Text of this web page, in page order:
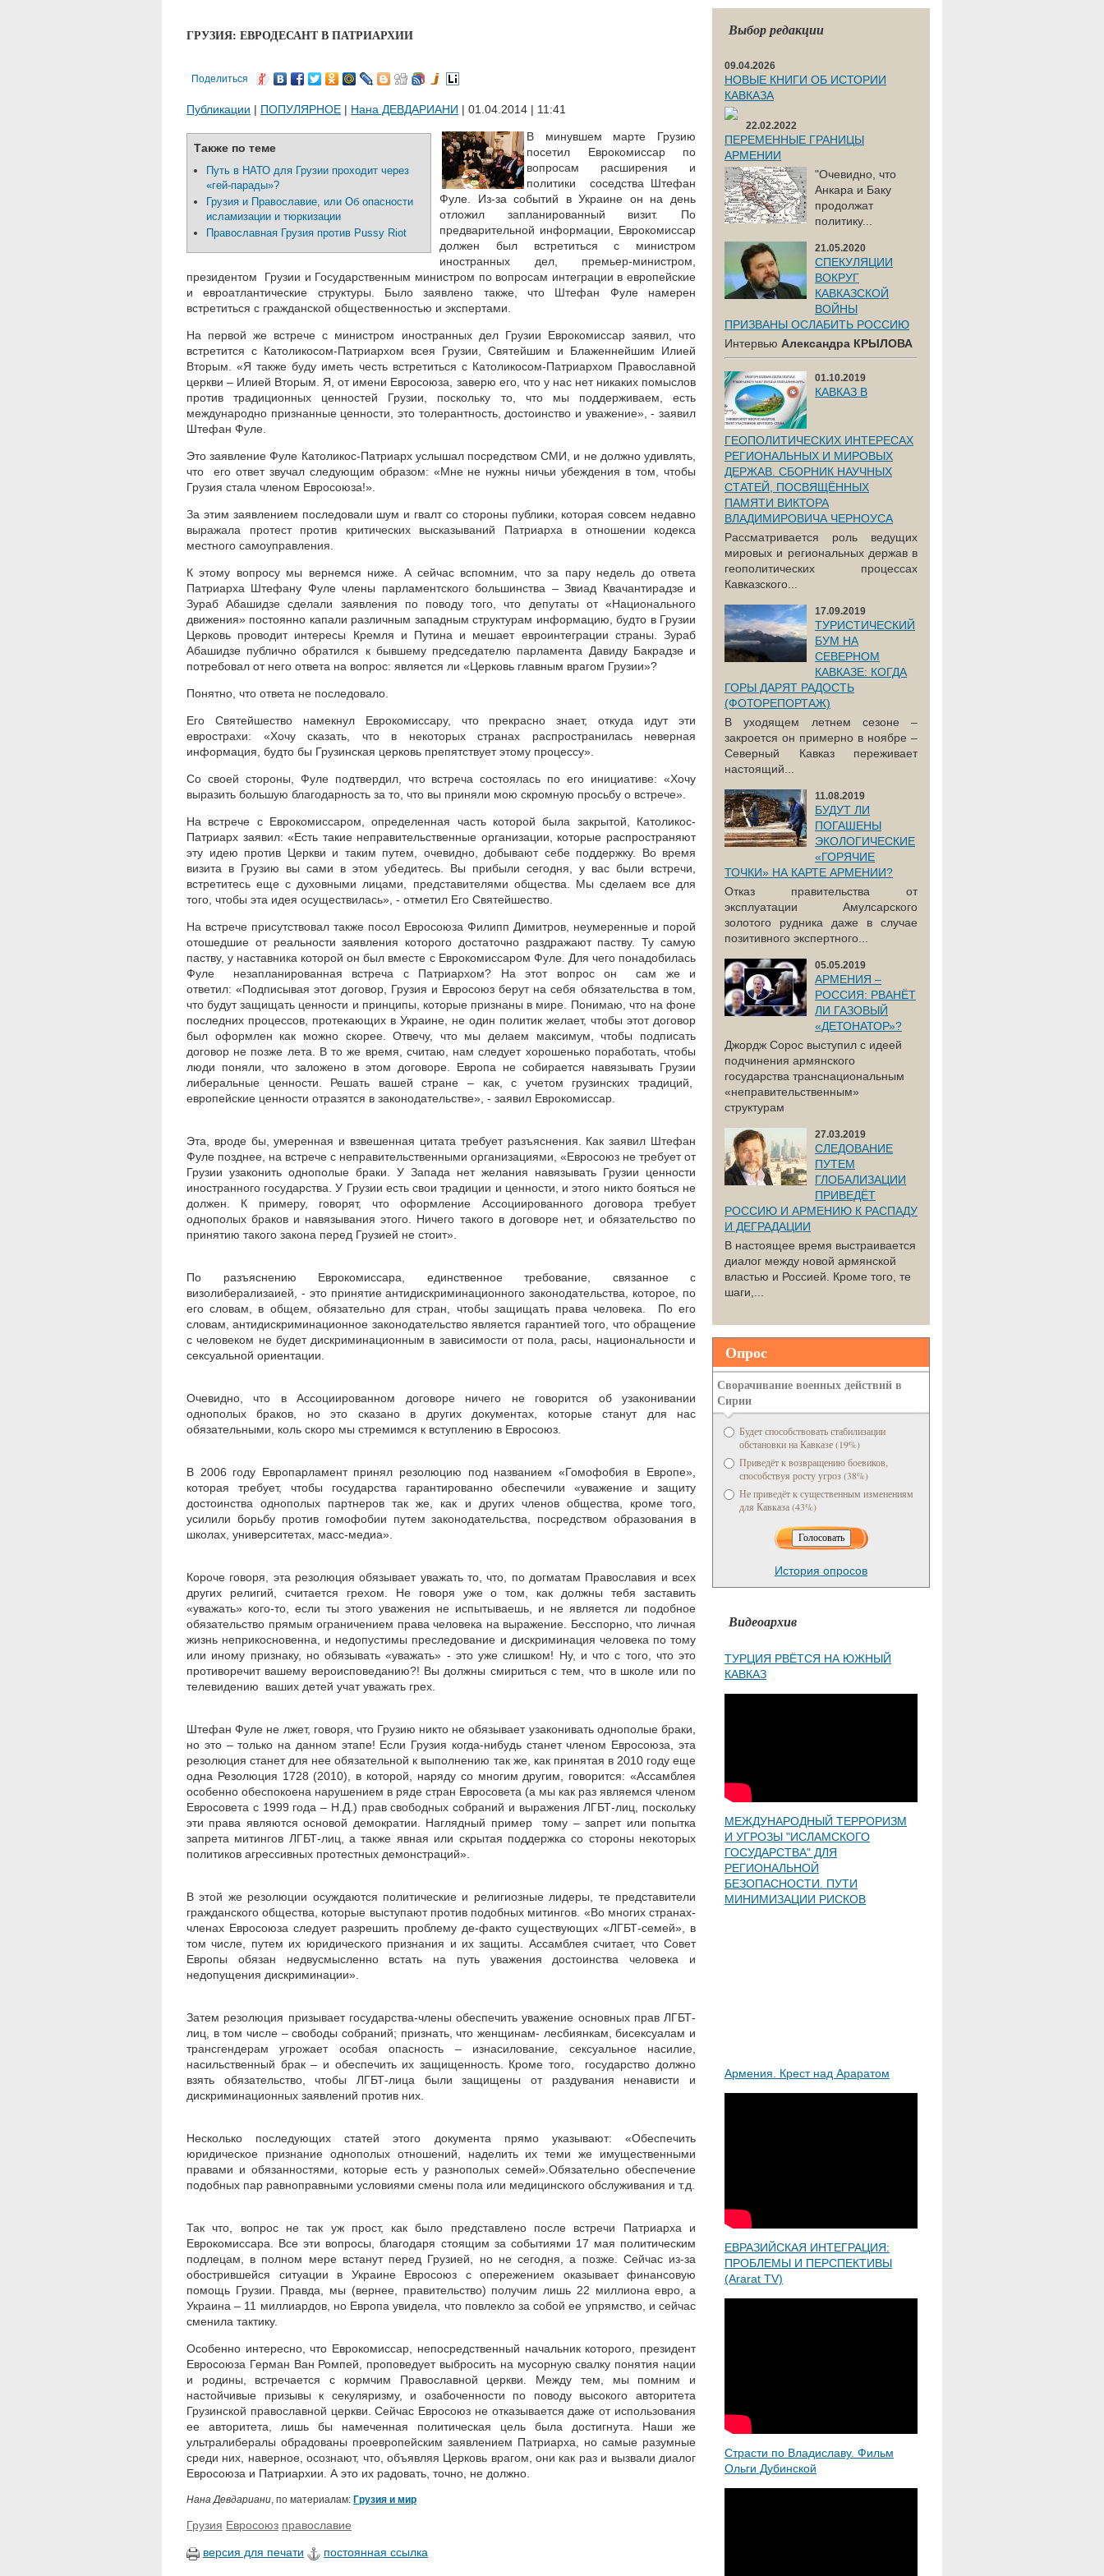
ГРУЗИЯ: ЕВРОДЕСАНТ В ПАТРИАРХИИ
Поделиться
Публикации | ПОПУЛЯРНОЕ | Нана ДЕВДАРИАНИ | 01.04.2014 | 11:41
Также по теме
Путь в НАТО для Грузии проходит через
«гей-парады»?
Грузия и Православие, или Об опасности
исламизации и тюркизации
Православная Грузия против Pussy Riot
В минувшем марте Грузию
посетил Еврокомиссар по
вопросам расширения и
политики соседства Штефан
Фуле. Из-за событий в Украине он на день
отложил запланированный визит. По
предварительной информации, Еврокомиссар
должен был встретиться с министром
иностранных дел, премьер-министром,
президентом Грузии и Государственным министром по вопросам интеграции в европейские
и евроатлантические структуры. Было заявлено также, что Штефан Фуле намерен
встретиться с гражданской общественностью и экспертами.
На первой же встрече с министром иностранных дел Грузии Еврокомиссар заявил, что
встретится с Католикосом-Патриархом всея Грузии, Святейшим и Блаженнейшим Илией
Вторым. «Я также буду иметь честь встретиться с Католикосом-Патриархом Православной
церкви – Илией Вторым. Я, от имени Евросоюза, заверю его, что у нас нет никаких помыслов
против традиционных ценностей Грузии, поскольку то, что мы поддерживаем, есть
международно признанные ценности, это толерантность, достоинство и уважение», - заявил
Штефан Фуле.
Это заявление Фуле Католикос-Патриарх услышал посредством СМИ, и не должно удивлять,
что его ответ звучал следующим образом: «Мне не нужны ничьи убеждения в том, чтобы
Грузия стала членом Евросоюза!».
За этим заявлением последовали шум и гвалт со стороны публики, которая совсем недавно
выражала протест против критических высказываний Патриарха в отношении кодекса
местного самоуправления.
К этому вопросу мы вернемся ниже. А сейчас вспомним, что за пару недель до ответа
Патриарха Штефану Фуле члены парламентского большинства – Звиад Квачантирадзе и
Зураб Абашидзе сделали заявления по поводу того, что депутаты от «Национального
движения» постоянно капали различным западным структурам информацию, будто в Грузии
Церковь проводит интересы Кремля и Путина и мешает евроинтеграции страны. Зураб
Абашидзе публично обратился к бывшему председателю парламента Давиду Бакрадзе и
потребовал от него ответа на вопрос: является ли «Церковь главным врагом Грузии»?
Понятно, что ответа не последовало.
Его Святейшество намекнул Еврокомиссару, что прекрасно знает, откуда идут эти
еврострахи: «Хочу сказать, что в некоторых странах распространилась неверная
информация, будто бы Грузинская церковь препятствует этому процессу».
Со своей стороны, Фуле подтвердил, что встреча состоялась по его инициативе: «Хочу
выразить большую благодарность за то, что вы приняли мою скромную просьбу о встрече».
На встрече с Еврокомиссаром, определенная часть которой была закрытой, Католикос-
Патриарх заявил: «Есть такие неправительственные организации, которые распространяют
эту идею против Церкви и таким путем, очевидно, добывают себе поддержку. Во время
визита в Грузию вы сами в этом убедитесь. Вы прибыли сегодня, у вас были встречи,
встретитесь еще с духовными лицами, представителями общества. Мы сделаем все для
того, чтобы эта идея осуществилась», - отметил Его Святейшество.
На встрече присутствовал также посол Евросоюза Филипп Димитров, неумеренные и порой
отошедшие от реальности заявления которого достаточно раздражают паству. Ту самую
паству, у наставника которой он был вместе с Еврокомиссаром Фуле. Для чего понадобилась
Фуле незапланированная встреча с Патриархом? На этот вопрос он сам же и
ответил: «Подписывая этот договор, Грузия и Евросоюз берут на себя обязательства в том,
что будут защищать ценности и принципы, которые признаны в мире. Понимаю, что на фоне
последних процессов, протекающих в Украине, не один политик желает, чтобы этот договор
был оформлен как можно скорее. Отвечу, что мы делаем максимум, чтобы подписать
договор не позже лета. В то же время, считаю, нам следует хорошенько поработать, чтобы
люди поняли, что заложено в этом договоре. Европа не собирается навязывать Грузии
либеральные ценности. Решать вашей стране – как, с учетом грузинских традиций,
европейские ценности отразятся в законодательстве», - заявил Еврокомиссар.
Эта, вроде бы, умеренная и взвешенная цитата требует разъяснения. Как заявил Штефан
Фуле позднее, на встрече с неправительственными организациями, «Евросоюз не требует от
Грузии узаконить однополые браки. У Запада нет желания навязывать Грузии ценности
иностранного государства. У Грузии есть свои традиции и ценности, и этого никто бояться не
должен. К примеру, говорят, что оформление Ассоциированного договора требует
однополых браков и навязывания этого. Ничего такого в договоре нет, и обязательство по
принятию такого закона перед Грузией не стоит».
По разъяснению Еврокомиссара, единственное требование, связанное с
визолиберализаией, - это принятие антидискриминационного законодательства, которое, по
его словам, в общем, обязательно для стран, чтобы защищать права человека. По его
словам, антидискриминационное законодательство является гарантией того, что обращение
с человеком не будет дискриминационным в зависимости от пола, расы, национальности и
сексуальной ориентации.
Очевидно, что в Ассоциированном договоре ничего не говорится об узаконивании
однополых браков, но это сказано в других документах, которые станут для нас
обязательными, коль скоро мы стремимся к вступлению в Евросоюз.
В 2006 году Европарламент принял резолюцию под названием «Гомофобия в Европе»,
которая требует, чтобы государства гарантированно обеспечили «уважение и защиту
достоинства однополых партнеров так же, как и других членов общества, кроме того,
усилили борьбу против гомофобии путем законодательства, посредством образования в
школах, университетах, масс-медиа».
Короче говоря, эта резолюция обязывает уважать то, что, по догматам Православия и всех
других религий, считается грехом. Не говоря уже о том, как должны тебя заставить
«уважать» кого-то, если ты этого уважения не испытываешь, и не является ли подобное
обязательство прямым ограничением права человека на выражение. Бесспорно, что личная
жизнь неприкосновенна, и недопустимы преследование и дискриминация человека по тому
или иному признаку, но обязывать «уважать» - это уже слишком! Ну, и что с того, что это
противоречит вашему вероисповеданию?! Вы должны смириться с тем, что в школе или по
телевидению ваших детей учат уважать грех.
Штефан Фуле не лжет, говоря, что Грузию никто не обязывает узаконивать однополые браки,
но это – только на данном этапе! Если Грузия когда-нибудь станет членом Евросоюза, эта
резолюция станет для нее обязательной к выполнению так же, как принятая в 2010 году еще
одна Резолюция 1728 (2010), в которой, наряду со многим другим, говорится: «Ассамблея
особенно обеспокоена нарушением в ряде стран Евросовета (а мы как раз являемся членом
Евросовета с 1999 года – Н.Д.) прав свободных собраний и выражения ЛГБТ-лиц, поскольку
эти права являются основой демократии. Наглядный пример тому – запрет или попытка
запрета митингов ЛГБТ-лиц, а также явная или скрытая поддержка со стороны некоторых
политиков агрессивных протестных демонстраций».
В этой же резолюции осуждаются политические и религиозные лидеры, те представители
гражданского общества, которые выступают против подобных митингов. «Во многих странах-
членах Евросоюза следует разрешить проблему де-факто существующих «ЛГБТ-семей», в
том числе, путем их юридического признания и их защиты. Ассамблея считает, что Совет
Европы обязан недвусмысленно встать на путь уважения достоинства человека и
недопущения дискриминации».
Затем резолюция призывает государства-члены обеспечить уважение основных прав ЛГБТ-
лиц, в том числе – свободы собраний; признать, что женщинам- лесбиянкам, бисексуалам и
трансгендерам угрожает особая опасность – изнасилование, сексуальное насилие,
насильственный брак – и обеспечить их защищенность. Кроме того, государство должно
взять обязательство, чтобы ЛГБТ-лица были защищены от раздувания ненависти и
дискриминационных заявлений против них.
Несколько последующих статей этого документа прямо указывают: «Обеспечить
юридическое признание однополых отношений, наделить их теми же имущественными
правами и обязанностями, которые есть у разнополых семей».Обязательно обеспечение
подобных пар равноправными условиями смены пола или медицинского обслуживания и т.д.
Так что, вопрос не так уж прост, как было представлено после встречи Патриарха и
Еврокомиссара. Все эти вопросы, благодаря стоящим за событиями 17 мая политическим
подлецам, в полном мере встанут перед Грузией, но не сегодня, а позже. Сейчас из-за
обострившейся ситуации в Украине Евросоюз с опережением оказывает финансовую
помощь Грузии. Правда, мы (вернее, правительство) получим лишь 22 миллиона евро, а
Украина – 11 миллиардов, но Европа увидела, что повлекло за собой ее упрямство, и сейчас
сменила тактику.
Особенно интересно, что Еврокомиссар, непосредственный начальник которого, президент
Евросоюза Герман Ван Ромпей, проповедует выбросить на мусорную свалку понятия нации
и родины, встречается с кормчим Православной церкви. Между тем, мы помним и
настойчивые призывы к секуляризму, и озабоченности по поводу высокого авторитета
Грузинской православной церкви. Сейчас Евросоюз не отказывается даже от использования
ее авторитета, лишь бы намеченная политическая цель была достигнута. Наши же
ультралибералы обрадованы проевропейским заявлением Патриарха, но самые разумные
среди них, наверное, осознают, что, объявляя Церковь врагом, они как раз и вызвали диалог
Евросоюза и Патриархии. А это их радовать, точно, не должно.
Нана Девдариани, по материалам: Грузия и мир
Грузия Евросоюз православие
версия для печати постоянная ссылка
Выбор редакции
09.04.2026
НОВЫЕ КНИГИ ОБ ИСТОРИИ
КАВКАЗА
22.02.2022
ПЕРЕМЕННЫЕ ГРАНИЦЫ
АРМЕНИИ
"Очевидно, что
Анкара и Баку
продолжат
политику...
21.05.2020
СПЕКУЛЯЦИИ
ВОКРУГ
КАВКАЗСКОЙ
ВОЙНЫ
ПРИЗВАНЫ ОСЛАБИТЬ РОССИЮ
Интервью Александра КРЫЛОВА
01.10.2019
КАВКАЗ В
ГЕОПОЛИТИЧЕСКИХ ИНТЕРЕСАХ
РЕГИОНАЛЬНЫХ И МИРОВЫХ
ДЕРЖАВ. СБОРНИК НАУЧНЫХ
СТАТЕЙ, ПОСВЯЩЁННЫХ
ПАМЯТИ ВИКТОРА
ВЛАДИМИРОВИЧА ЧЕРНОУСА
Рассматривается роль ведущих
мировых и региональных держав в
геополитических процессах
Кавказского...
17.09.2019
ТУРИСТИЧЕСКИЙ
БУМ НА
СЕВЕРНОМ
КАВКАЗЕ: КОГДА
ГОРЫ ДАРЯТ РАДОСТЬ
(ФОТОРЕПОРТАЖ)
В уходящем летнем сезоне –
закроется он примерно в ноябре –
Северный Кавказ переживает
настоящий...
11.08.2019
БУДУТ ЛИ
ПОГАШЕНЫ
ЭКОЛОГИЧЕСКИЕ
«ГОРЯЧИЕ
ТОЧКИ» НА КАРТЕ АРМЕНИИ?
Отказ правительства от
эксплуатации Амулсарского
золотого рудника даже в случае
позитивного экспертного...
05.05.2019
АРМЕНИЯ –
РОССИЯ: РВАНЁТ
ЛИ ГАЗОВЫЙ
«ДЕТОНАТОР»?
Джордж Сорос выступил с идеей
подчинения армянского
государства транснациональным
«неправительственным»
структурам
27.03.2019
СЛЕДОВАНИЕ
ПУТЕМ
ГЛОБАЛИЗАЦИИ
ПРИВЕДЁТ
РОССИЮ И АРМЕНИЮ К РАСПАДУ
И ДЕГРАДАЦИИ
В настоящее время выстраивается
диалог между новой армянской
властью и Россией. Кроме того, те
шаги,...
Опрос
Сворачивание военных действий в
Сирии
Будет способствовать стабилизации
обстановки на Кавказе (19%)
Приведёт к возвращению боевиков,
способствуя росту угроз (38%)
Не приведёт к существенным изменениям
для Кавказа (43%)
История опросов
Видеоархив
ТУРЦИЯ РВЁТСЯ НА ЮЖНЫЙ
КАВКАЗ
МЕЖДУНАРОДНЫЙ ТЕРРОРИЗМ
И УГРОЗЫ "ИСЛАМСКОГО
ГОСУДАРСТВА" ДЛЯ
РЕГИОНАЛЬНОЙ
БЕЗОПАСНОСТИ. ПУТИ
МИНИМИЗАЦИИ РИСКОВ
Армения. Крест над Араратом
ЕВРАЗИЙСКАЯ ИНТЕГРАЦИЯ:
ПРОБЛЕМЫ И ПЕРСПЕКТИВЫ
(Ararat TV)
Страсти по Владиславу. Фильм
Ольги Дубинской